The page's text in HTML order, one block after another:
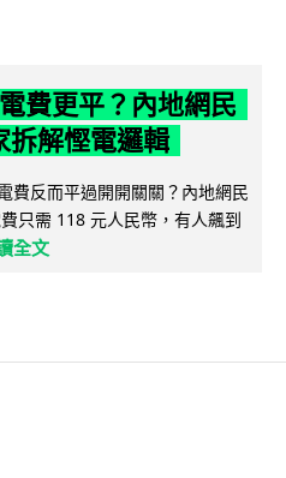
費更平？內地網民
拆解慳電邏輯
費反而平過開開關關？內地網民
只需 118 元人民幣，有人飆到
全文